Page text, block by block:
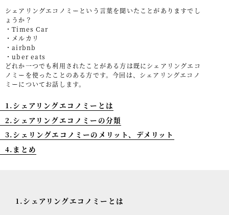
事例紹介
セミナー情報
HAGレポート
採用情報
税理士変更をお考えの方
メールマガジン登録
ニュース
Twitter
シェアリングエコノミーという言葉を聞いたことがありますでし
ょうか？
・Times Car
・メルカリ
・airbnb
・uber eats
どれか一つでも利用されたことがある方は既にシェアリングエコ
ノミーを使ったことのある方です。今回は、シェアリングエコノ
ミーについてお話します。
1.シェアリングエコノミーとは
2.シェアリングエコノミーの分類
3.シェリングエコノミーのメリット、デメリット
4.まとめ
1.シェアリングエコノミーとは